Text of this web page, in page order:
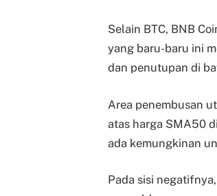
Selain BTC, BNB
yang baru-baru ini
dan penutupan di
Area penembusan
atas harga SMA50
ada kemungkinan
Pada sisi